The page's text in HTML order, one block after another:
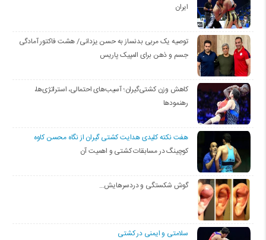
ایران
توصیه یک مربی بدنساز به حسن یزدانی/ هشت فاکتور آمادگی
جسم و ذهن برای المپیک پاریس
کاهش وزن کشتی‌گیران؛ آسیب‌های احتمالی، استراتژی‌ها،
رهنمودها
هفت نکته کلیدی هدایت کشتی گیران از نگاه محسن کاوه
کوچینگ در مسابقات کشتی و اهمیت آن
گوش شکستگی و دردسرهایش…
سلامتی و ایمنی در کشتی